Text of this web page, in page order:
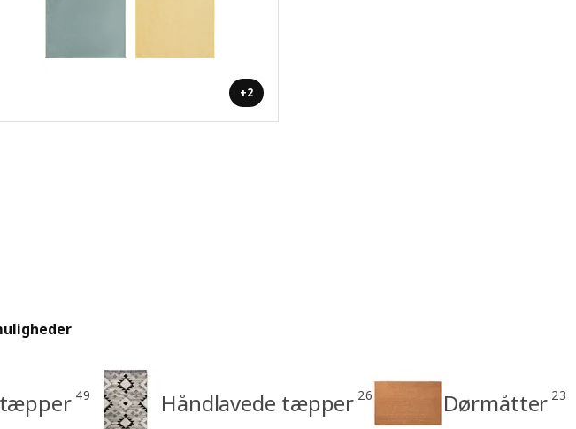
+2
tæpper 49 Håndlavede tæpper 26 Dørmåtter 23